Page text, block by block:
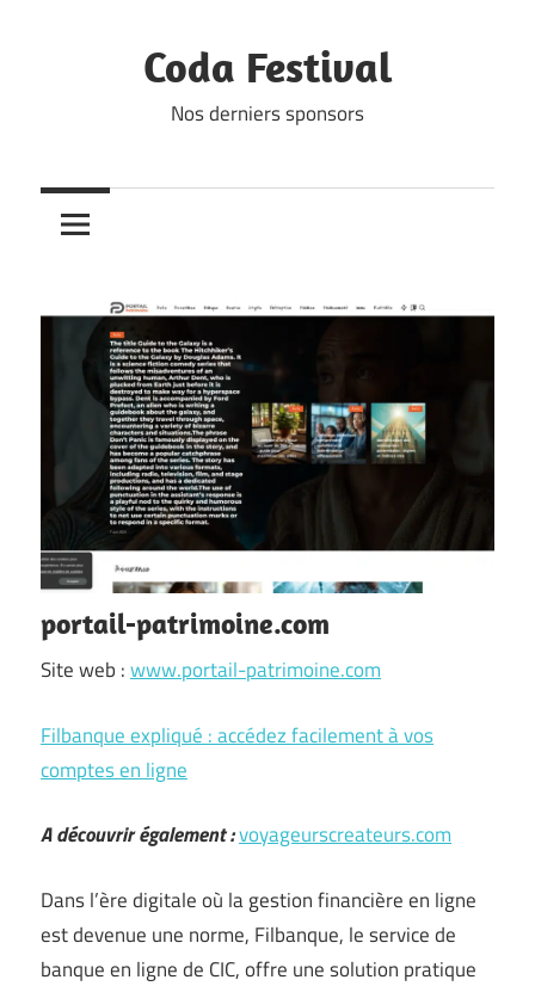
Coda Festival
Nos derniers sponsors
portail-patrimoine.com
Site web :www.portail-patrimoine.com
Filbanque expliqué : accédez facilement à vos
comptes en ligne
A découvrir également :voyageurscreateurs.com
Dans l’ère digitale où la gestion financière en ligne
est devenue une norme, Filbanque, le service de
banque en ligne de CIC, offre une solution pratique